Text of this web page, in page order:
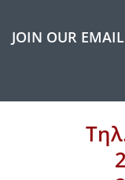
JOIN OUR EMAIL